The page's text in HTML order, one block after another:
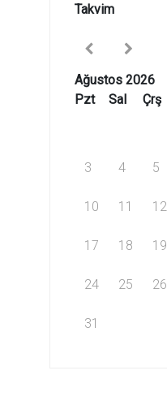
Takvim
Ağustos 2026
Pzt
Sal Çrş
3 4 5
10 11 12
17 18 19
24 25 26
31